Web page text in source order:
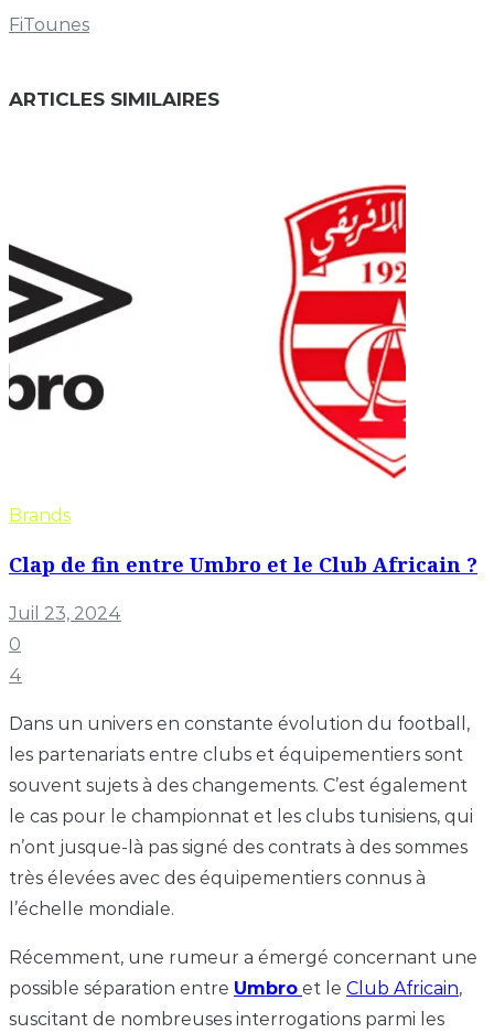
FiTounes
ARTICLES SIMILAIRES
Brands
Clap de fin entre Umbro et le Club Africain ?
Juil 23, 2024
0
4
Dans un univers en constante évolution du football,
les partenariats entre clubs et équipementiers sont
souvent sujets à des changements. C’est également
le cas pour le championnat et les clubs tunisiens, qui
n’ont jusque-là pas signé des contrats à des sommes
très élevées avec des équipementiers connus à
l’échelle mondiale.
Récemment, une rumeur a émergé concernant une
possible séparation entre Umbro et le Club Africain,
suscitant de nombreuses interrogations parmi les